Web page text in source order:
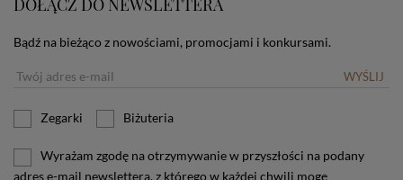
DOŁĄCZ DO NEWSLETTERA
Bądź na bieżąco z nowościami, promocjami i konkursami.
WYŚLIJ
Zegarki Biżuteria
Wyrażam zgodę na otrzymywanie w przyszłości na podany
adres e-mail newslettera, z którego w każdej chwili mogę